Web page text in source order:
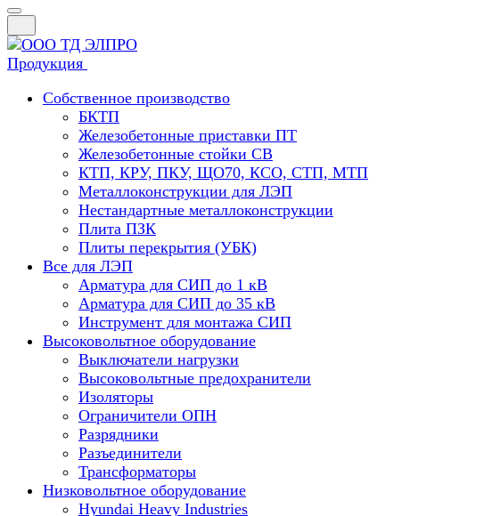
Продукция
Собственное производство
БКТП
Железобетонные приставки ПТ
Железобетонные стойки СВ
КТП, КРУ, ПКУ, ЩО70, КСО, СТП, МТП
Металлоконструкции для ЛЭП
Нестандартные металлоконструкции
Плита ПЗК
Плиты перекрытия (УБК)
Все для ЛЭП
Арматура для СИП до 1 кВ
Арматура для СИП до 35 кВ
Инструмент для монтажа СИП
Высоковольтное оборудование
Выключатели нагрузки
Высоковольтные предохранители
Изоляторы
Ограничители ОПН
Разрядники
Разъединители
Трансформаторы
Низковольтное оборудование
Hyundai Heavy Industries